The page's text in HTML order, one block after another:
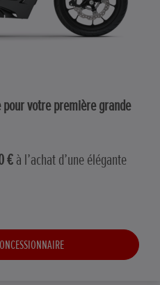
votre première grande
€à l’achat d’une élégante